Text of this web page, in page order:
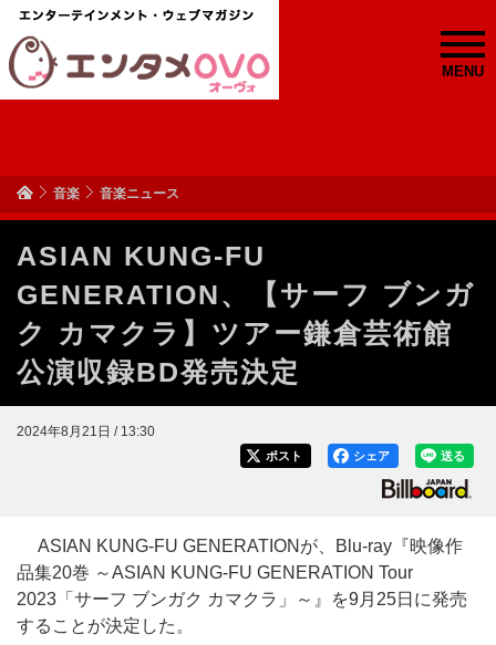
MENU
音楽 音楽ニュース
ASIAN KUNG-FU
GENERATION、【サーフ ブンガ
ク カマクラ】ツアー鎌倉芸術館
公演収録BD発売決定
2024年8月21日 / 13:30
送る
シェア
ポスト
ASIAN KUNG-FU GENERATIONが、Blu-ray『映像作
品集20巻 ～ASIAN KUNG-FU GENERATION Tour
2023「サーフ ブンガク カマクラ」～』を9月25日に発売
することが決定した。